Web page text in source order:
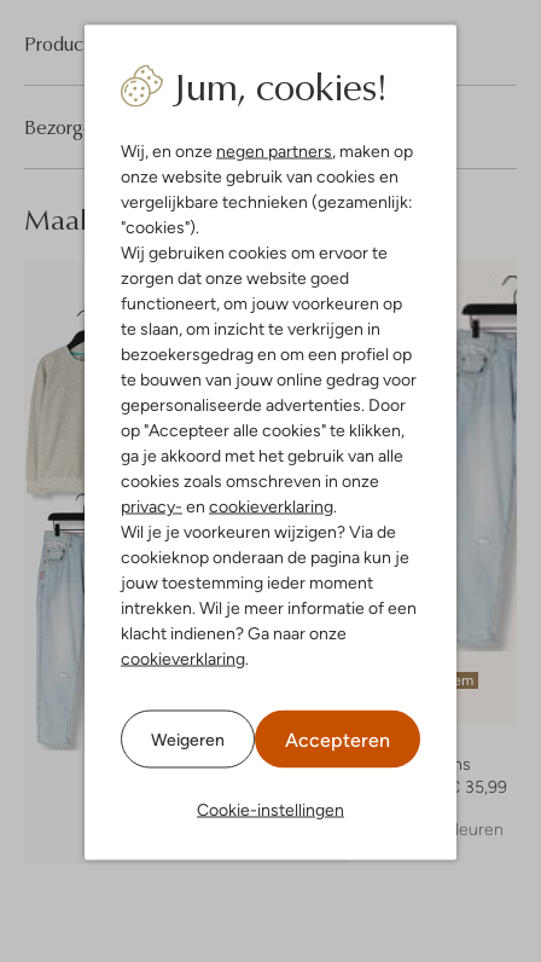
Jum, cookies!
Wij, en onze negen partners, maken op
onze website gebruik van cookies en
vergelijkbare technieken (gezamenlijk:
"cookies").
Wij gebruiken cookies om ervoor te
zorgen dat onze website goed
functioneert, om jouw voorkeuren op
te slaan, om inzicht te verkrijgen in
bezoekersgedrag en om een profiel op
te bouwen van jouw online gedrag voor
gepersonaliseerde advertenties. Door
op "Accepteer alle cookies" te klikken,
ga je akkoord met het gebruik van alle
cookies zoals omschreven in onze
privacy- en cookieverklaring.
Wil je je voorkeuren wijzigen? Via de
cookieknop onderaan de pagina kun je
jouw toestemming ieder moment
intrekken. Wil je meer informatie of een
klacht indienen? Ga naar onze
cookieverklaring.
Weigeren Accepteren
Cookie-instellingen
Product informatie
Bezorgen & retourneren
Maak jelook compleet
Laatste item
-40%
Vingino
Mom jeans
€ 35,99
+ meer kleuren